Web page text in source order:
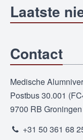
Laatste
Contact
Medische
Postbus 30.001
9700 RB Groningen
+31 50 361 68